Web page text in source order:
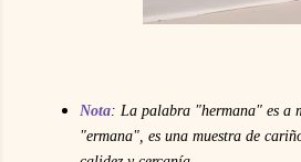
Nota: La palabra "hermana" es a
"ermana", es una muestra de